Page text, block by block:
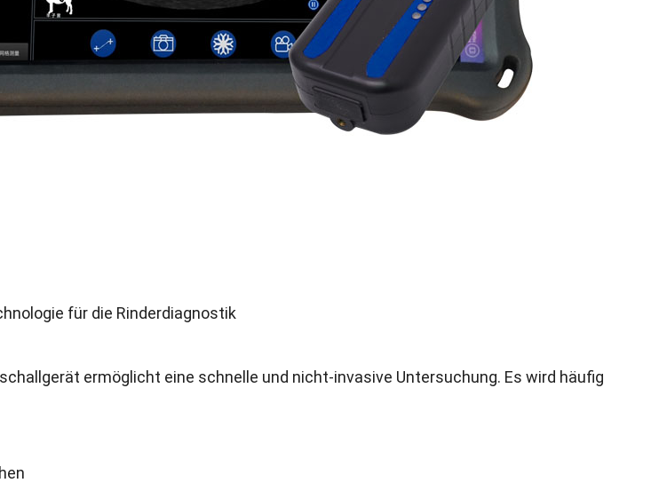
für die Rinderdiagnostik
ermöglicht eine schnelle und nicht-invasive Untersuchung. Es wird häufig